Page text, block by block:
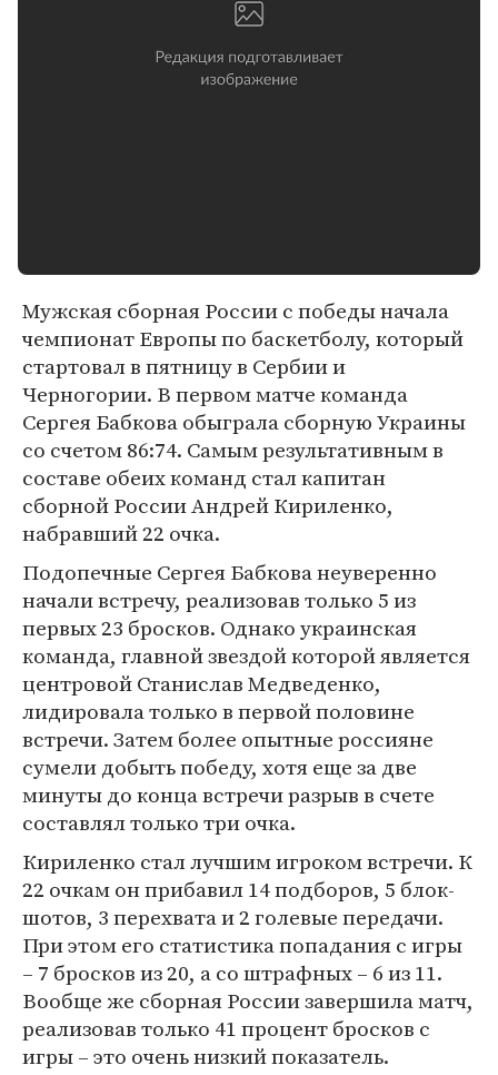
Мужская сборная России с победы начала
чемпионат Европы по баскетболу, который
стартовал в пятницу в Сербии и
Черногории. В первом матче команда
Сергея Бабкова обыграла сборную Украины
со счетом 86:74. Самым результативным в
составе обеих команд стал капитан
сборной России Андрей Кириленко,
набравший 22 очка.
Подопечные Сергея Бабкова неуверенно
начали встречу, реализовав только 5 из
первых 23 бросков. Однако украинская
команда, главной звездой которой является
центровой Станислав Медведенко,
лидировала только в первой половине
встречи. Затем более опытные россияне
сумели добыть победу, хотя еще за две
минуты до конца встречи разрыв в счете
составлял только три очка.
Кириленко стал лучшим игроком встречи. К
22 очкам он прибавил 14 подборов, 5 блок-
шотов, 3 перехвата и 2 голевые передачи.
При этом его статистика попадания с игры
– 7 бросков из 20, а со штрафных – 6 из 11.
Вообще же сборная России завершила матч,
реализовав только 41 процент бросков с
игры – это очень низкий показатель.